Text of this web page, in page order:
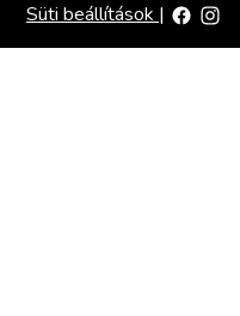
Süti beállítások |